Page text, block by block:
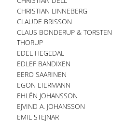
CHRISTIAN LINNEBERG
CLAUDE BRISSON
CLAUS BONDERUP & TORSTEN
THORUP
EDEL HEGEDAL
EDLEF BANDIXEN
EERO SAARINEN
EGON EIERMANN
EHLÉN JOHANSSON
EJVIND A. JOHANSSON
EMIL STEJNAR